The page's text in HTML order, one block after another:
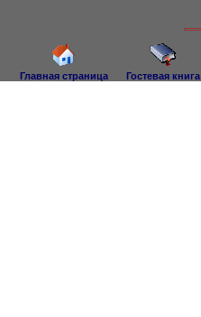
Главная страница Гостевая книга